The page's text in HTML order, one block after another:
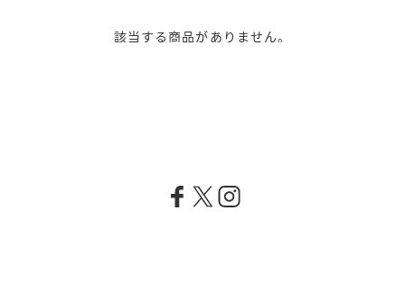
該当する商品がありません。